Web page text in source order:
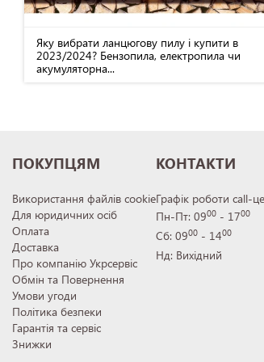
Яку вибрати ланцюгову пилу і купити в
2023/2024? Бензопила, електропила чи
акумуляторна...
ПОКУПЦЯМ
Використання файлів cookie
Для юридичних осіб
Оплата
Доставка
Про компанію Укрсервіс
Обмін та Повернення
Умови угоди
Політика безпеки
Гарантія та сервіс
Знижки
КОНТАКТИ
Графік роботи call-
Пн-Пт: 0900 - 1700
Сб: 0900 - 1400
Нд: Вихідний